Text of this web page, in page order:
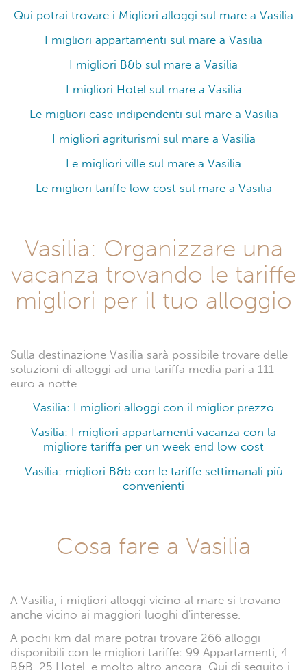
Qui potrai trovare i Migliori alloggi sul mare a Vasilia
I migliori appartamenti sul mare a Vasilia
I migliori B&b sul mare a Vasilia
I migliori Hotel sul mare a Vasilia
Le migliori case indipendenti sul mare a Vasilia
I migliori agriturismi sul mare a Vasilia
Le migliori ville sul mare a Vasilia
Le migliori tariffe low cost sul mare a Vasilia
Vasilia: Organizzare una
vacanza trovando le tariffe
migliori per il tuo alloggio
Sulla destinazione Vasilia sarà possibile trovare delle
soluzioni di alloggi ad una tariffa media pari a 111
euro a notte.
Vasilia: I migliori alloggi con il miglior prezzo
Vasilia: I migliori appartamenti vacanza con la
migliore tariffa per un week end low cost
Vasilia: migliori B&b con le tariffe settimanali più
convenienti
Cosa fare a Vasilia
A Vasilia, i migliori alloggi vicino al mare si trovano
anche vicino ai maggiori luoghi d'interesse.
A pochi km dal mare potrai trovare 266 alloggi
disponibili con le migliori tariffe: 99 Appartamenti, 4
B&B, 25 Hotel, e molto altro ancora. Qui di seguito i